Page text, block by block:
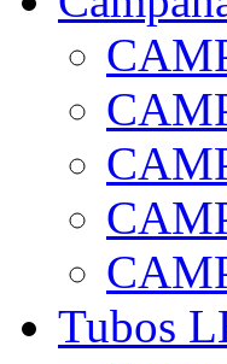
Tubos